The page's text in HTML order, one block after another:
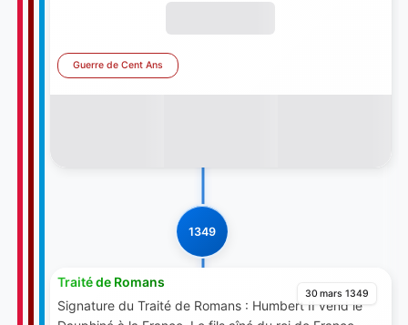
Guerre de Cent Ans
1349
30 mars 1349
Traité de Romans
Signature du Traité de Romans : Humbert II vend le